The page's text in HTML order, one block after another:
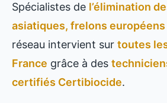
Spécialistes de l’élimination
asiatiques, frelons
réseau intervient sur toutes
France grâce à des
certifiés Certibiocide.